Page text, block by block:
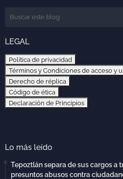
LEGAL
Política de privacidad
Términos y Condiciones de acceso y
Derecho de réplica
Código de ética
Declaración de Principios
Lo más leído
Tepoztlán separa de sus cargos a
presuntos abusos contra